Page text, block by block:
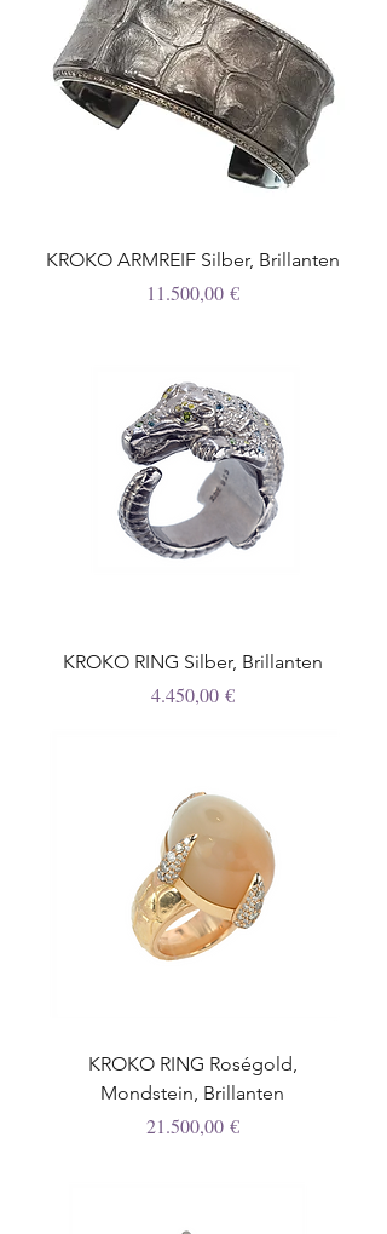
KROKO ARMREIF Silber, Brillanten
Preis
11.500,00 €
KROKO RING Silber, Brillanten
Preis
4.450,00 €
KROKO RING Roségold,
Mondstein, Brillanten
Preis
21.500,00 €